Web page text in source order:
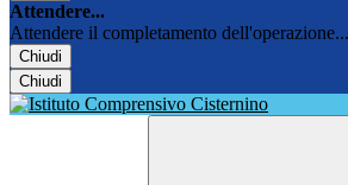
Attendere...
Attendere il completamento dell'operazione...
Chiudi
Chiudi